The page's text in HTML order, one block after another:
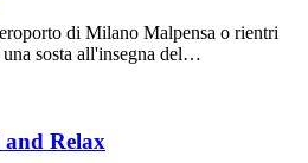
di Milano Malpensa o rientri
sosta all'insegna del…
Relax